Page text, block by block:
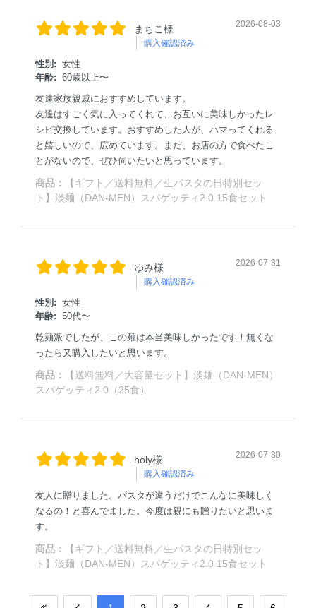
まちこ様
購入確認済み
2026-08-03
性別: 女性
年齢: 60歳以上〜
友達家族親戚におすすめしています。
友達はすごく気に入ってくれて、お互いに美味しかったレ
シピ交換しています。おすすめした人が、ハマってくれる
と嬉しいので、広めています。まだ、お店の方で食べたこ
とがないので、ぜひ伺いたいと思っています。
商品：
【ギフト／送料無料／生パスタの日特別セッ
ト】淡麺（DAN-MEN）スパゲッティ2.0 15食セット
ゆみ様
購入確認済み
2026-07-31
性別: 女性
年齢: 50代〜
乾麺派でしたが、この麺は本当美味しかったです！無くな
ったら又購入したいと思います。
商品：
【送料無料／大容量セット】淡麺（DAN-MEN）
スパゲッティ2.0（25食）
holy様
購入確認済み
2026-07-30
友人に贈りました。パスタが違うだけでこんなに美味しく
なるの！と喜んでました。今度は親にも贈りたいと思いま
す。
商品：
【ギフト／送料無料／生パスタの日特別セッ
ト】淡麺（DAN-MEN）スパゲッティ2.0 15食セット